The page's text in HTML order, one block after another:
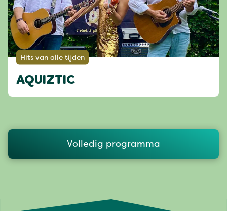
Hits van alle tijden
AQUIZTIC
Volledig programma